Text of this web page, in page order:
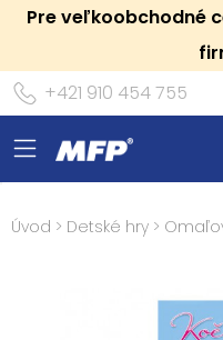
Pre veľkoobchodné
+421 910 454 755
Úvod > Detské hry >